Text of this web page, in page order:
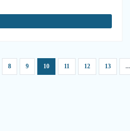
8 9 10 11 12 13 ...